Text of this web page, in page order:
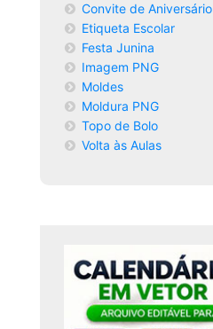
Convite de Aniversário
Etiqueta Escolar
Festa Junina
Imagem PNG
Moldes
Moldura PNG
Topo de Bolo
Volta às Aulas